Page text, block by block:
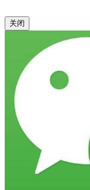
关闭